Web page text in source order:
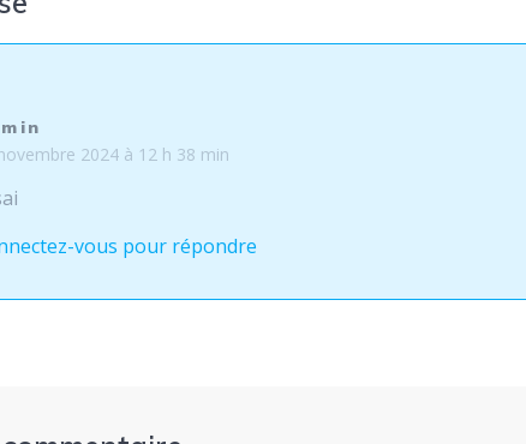
2024 à 12 h 38 min
vous pour répondre